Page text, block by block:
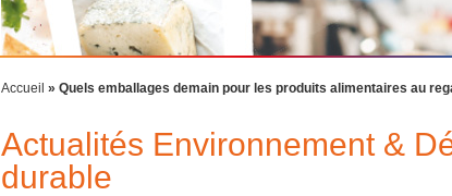
Accueil » Quels emballages demain pour les produits alimentaires au
Actualités Environnement &
durable